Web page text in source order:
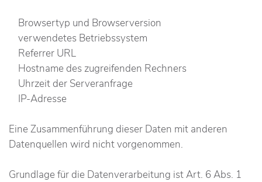
Browsertyp und Browserversion
verwendetes Betriebssystem
Referrer URL
Hostname des zugreifenden Rechners
Uhrzeit der Serveranfrage
IP-Adresse
Eine Zusammenführung dieser Daten mit anderen
Datenquellen wird nicht vorgenommen.
Grundlage für die Datenverarbeitung ist Art. 6 Abs. 1